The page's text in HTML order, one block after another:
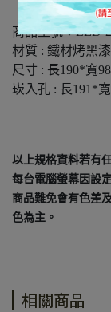
商品型號：LED-
材質 : 鐵材烤黑漆
尺寸 : 長190*寬
崁入孔 : 長191*
以上規格資料若有
每台電腦螢幕因設
商品難免會有色差
色為主。
相關商品